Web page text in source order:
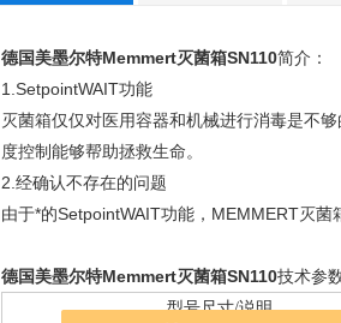
德国美墨尔特Memmert灭菌箱SN110简介：
1.SetpointWAIT功能
灭菌箱仅仅对医用容器和机械进行消毒是不
度控制能够帮助拯救生命。
2.经确认不存在的问题
由于*的SetpointWAIT功能，MEMMERT灭菌
德国美墨尔特Memmert灭菌箱SN110技术参
型号尺寸/说明